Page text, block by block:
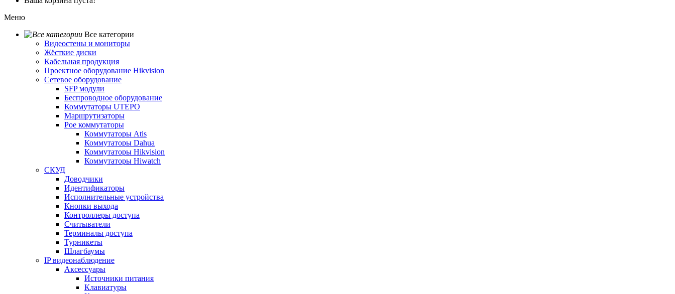
Меню
Все категории
Видеостены и мониторы
Жёсткие диски
Кабельная продукция
Проектное оборудование Hikvision
Сетевое оборудование
SFP модули
Беспроводное оборудование
Коммутаторы UTEPO
Маршрутизаторы
Poe коммутаторы
Коммутаторы Atis
Коммутаторы Dahua
Коммутаторы Hikvision
Коммутаторы Hiwatch
СКУД
Доводчики
Идентификаторы
Исполнительные устройства
Кнопки выхода
Контроллеры доступа
Считыватели
Терминалы доступа
Турникеты
Шлагбаумы
IP видеонаблюдение
Аксессуары
Источники питания
Клавиатуры